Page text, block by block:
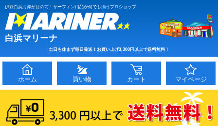
伊豆白浜海岸が目の前！サーフィン用品が何でも揃うプロショップ
白浜マリーナ
土日も休まず毎日発送！お買い上げ3,300円以上で送料無料！
ホーム 買い物 カート マイページ